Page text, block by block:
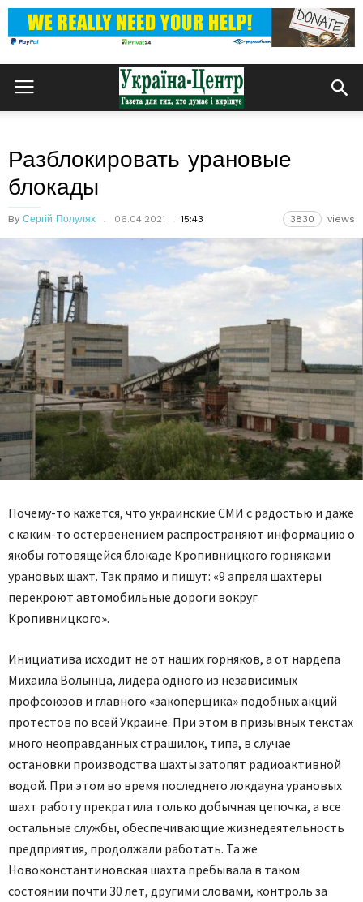
Разблокировать урановые
блокады
By Сергій Полулях 06.04.2021 15:43 3830 views
Почему-то кажется, что украинские СМИ с радостью и даже
c каким-то остервенением распространяют информацию о
якобы готовящейся блокаде Кропивницкого горняками
урановых шахт. Так прямо и пишут: «9 апреля шахтеры
перекроют автомобильные дороги вокруг
Кропивницкого».
Инициатива исходит не от наших горняков, а от нардепа
Михаила Волынца, лидера одного из независимых
профсоюзов и главного «закоперщика» подобных акций
протестов по всей Украине. При этом в призывных текстах
много неоправданных страшилок, типа, в случае
остановки производства шахты затопят радиоактивной
водой. При этом во время последнего локдауна урановых
шахт работу прекратила только добычная цепочка, а все
остальные службы, обеспечивающие жизнедеятельность
предприятия, продолжали работать. Та же
Новоконстантиновская шахта пребывала в таком
состоянии почти 30 лет, другими словами, контроль за